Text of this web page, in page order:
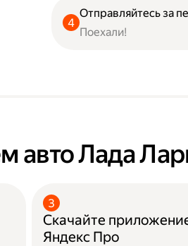
Отправляйтесь за
Поехали!
авто Лада
Скачайте
Яндекс Про